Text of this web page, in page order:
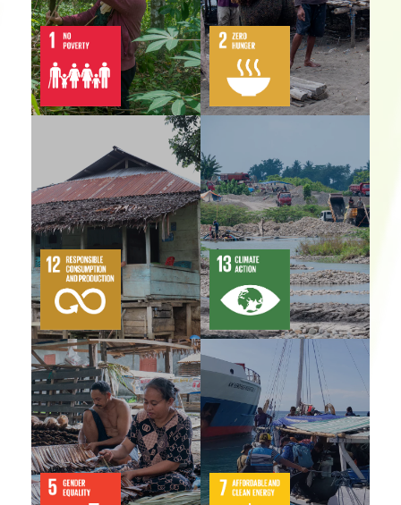
GEF SGP Indonesia telah
membantu 31.388 orang
untuk keluar dari
kemiskinan
multidimensi melalui
peningkatan ekonomi
dan penggunaan
berkelanjutan dari
lanskap.
Button
GEF SGP Indonesia telah
mendukung 71 usaha
milik desa (BUMDes)
yang diperkuat untuk
produksi berkelanjutan
dari agrobiodiversitas,
sumber daya pesisir-
laut, dan produk hutan
non-kayu (NTFPs).
1.520 rumah tangga
yang terlibat dalam
usaha kecil ramah
lingkungan, dengan
44% di antaranya
adalah anggota
perempuan.
Button
7 proyek yang didanai
berkontribusi pada
pengurangan emisi gas
rumah kaca dan energi
terbarukan melalui 37
unit penggunaan
teknologi ramah
lingkungan dan praktik
produksi yang
berkelanjutan.